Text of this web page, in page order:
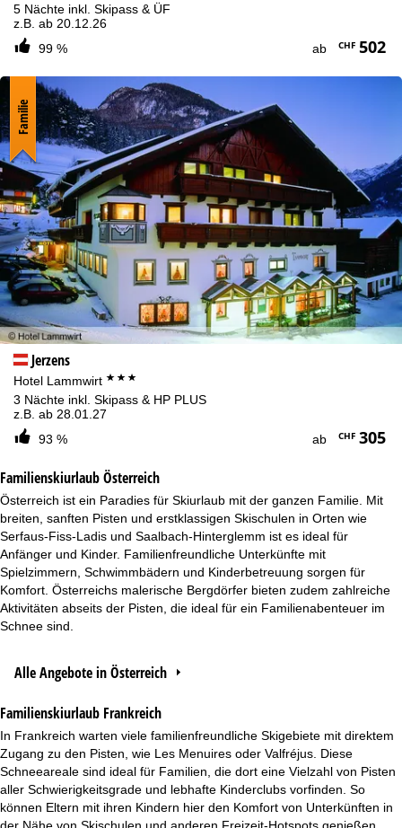
5 Nächte inkl. Skipass & ÜF
z.B. ab 20.12.26
99 %
ab CHF502
Jerzens
Hotel Lammwirt ***
3 Nächte inkl. Skipass & HP PLUS
z.B. ab 28.01.27
93 %
ab CHF305
Familie
Familienskiurlaub Österreich
Österreich ist ein Paradies für Skiurlaub mit der ganzen Familie. Mit
breiten, sanften Pisten und erstklassigen Skischulen in Orten wie
Serfaus-Fiss-Ladis und Saalbach-Hinterglemm ist es ideal für
Anfänger und Kinder. Familienfreundliche Unterkünfte mit
Spielzimmern, Schwimmbädern und Kinderbetreuung sorgen für
Komfort. Österreichs malerische Bergdörfer bieten zudem zahlreiche
Aktivitäten abseits der Pisten, die ideal für ein Familienabenteuer im
Schnee sind.
Alle Angebote in Österreich
Familienskiurlaub Frankreich
In Frankreich warten viele familienfreundliche Skigebiete mit direktem
Zugang zu den Pisten, wie Les Menuires oder Valfréjus. Diese
Schneeareale sind ideal für Familien, die dort eine Vielzahl von Pisten
aller Schwierigkeitsgrade und lebhafte Kinderclubs vorfinden. So
können Eltern mit ihren Kindern hier den Komfort von Unterkünften in